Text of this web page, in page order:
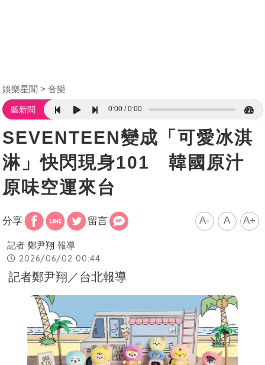
娛樂星聞 音樂
聽新聞 0:00 0:00
SEVENTEEN變成「可愛冰淇
淋」快閃現身101 韓國原汁
原味空運來台
分享 留言 A- A A+
記者 鄭尹翔 報導
2026/06/02 00:44
記者鄭尹翔／台北報導